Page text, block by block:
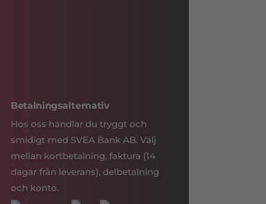
Betalningsalternativ
Hos oss handlar du tryggt och
smidigt med SVEA Bank AB. Välj
mellan kortbetalning, faktura (14
dagar från leverans), delbetalning
och konto.